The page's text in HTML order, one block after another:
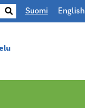
Suomi English